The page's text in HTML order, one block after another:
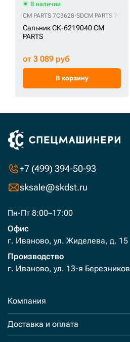
В наличии
CM PARTS 7C3628-SDCM PARTS
Сальник СК-6219040 CM
PARTS
от 3 089 руб
В корзину
+7 (499) 394-50-93
sksale@skdst.ru
Пн-Пт 8:00–17:00
Офис
г. Иваново, ул. Жиделева, д. 15
Производство
г. Иваново, ул. 13-я
Компания
Доставка и оплата